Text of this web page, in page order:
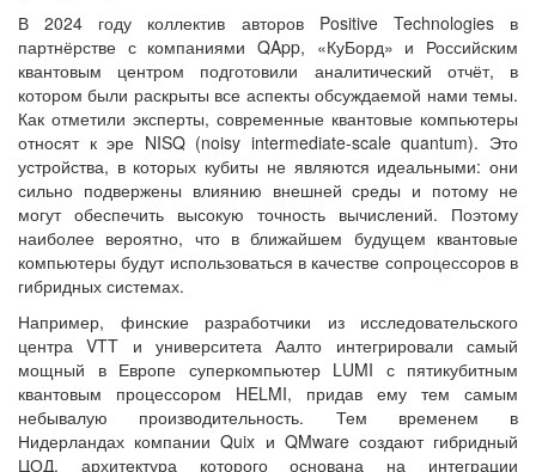
В 2024 году коллектив авторов Positive Technologies в
партнёрстве с компаниями QApp, «КуБорд» и Российским
квантовым центром подготовили аналитический отчёт, в
котором были раскрыты все аспекты обсуждаемой нами темы.
Как отметили эксперты, современные квантовые компьютеры
относят к эре NISQ (noisy intermediate-scale quantum). Это
устройства, в которых кубиты не являются идеальными: они
сильно подвержены влиянию внешней среды и потому не
могут обеспечить высокую точность вычислений. Поэтому
наиболее вероятно, что в ближайшем будущем квантовые
компьютеры будут использоваться в качестве сопроцессоров в
гибридных системах.
Например, финские разработчики из исследовательского
центра VTT и университета Аалто интегрировали самый
мощный в Европе суперкомпьютер LUMI с пятикубитным
квантовым процессором HELMI, придав ему тем самым
небывалую производительность. Тем временем в
Нидерландах компании Quix и QMware создают гибридный
ЦОД, архитектура которого основана на интеграции